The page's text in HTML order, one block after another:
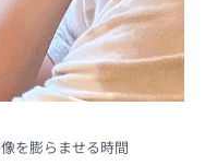
を膨らませる時間